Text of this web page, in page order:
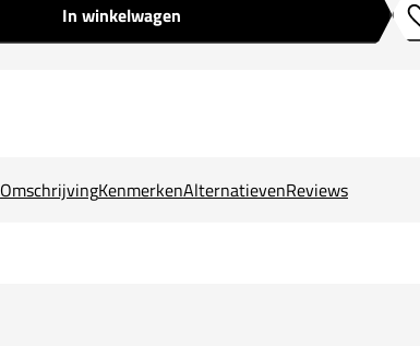
In winkelwagen
OmschrijvingKenmerkenAlternatievenReviews